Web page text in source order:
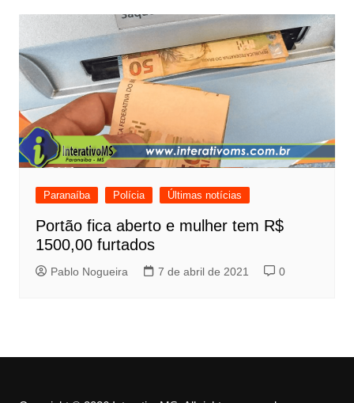
Paranaíba Polícia Últimas notícias
Portão fica aberto e mulher tem R$
1500,00 furtados
Pablo Nogueira 7 de abril de 2021 0